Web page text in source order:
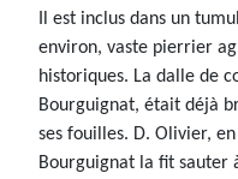
Il est inclus dans un
environ, vaste pierrier
historiques. La dalle de
Bourguignat, était déjà
ses fouilles. D. Olivier,
Bourguignat la fit sauter